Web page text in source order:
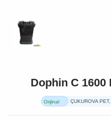
Dophin C 1600
Orijinal
ÇUKUROVA PET,